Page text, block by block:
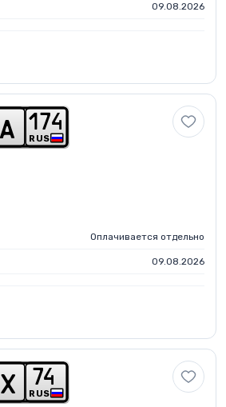
09.08.2026
a RUS
1 74
Оплачивается отдельно
09.08.2026
x RUS
74